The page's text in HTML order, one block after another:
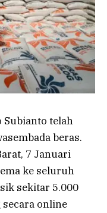
Subianto telah
beras.
7 Januari
ke seluruh
sekitar 5.000
online